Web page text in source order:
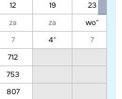
van onze accommodaties. De
12 19
23
za za wo*
7 4*
7
712
753
807